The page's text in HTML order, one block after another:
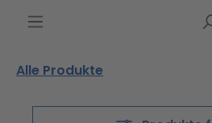
Alle Produkte